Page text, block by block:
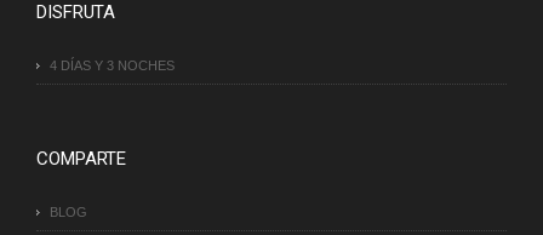
DISFRUTA
4 DÍAS Y 3 NOCHES
COMPARTE
BLOG